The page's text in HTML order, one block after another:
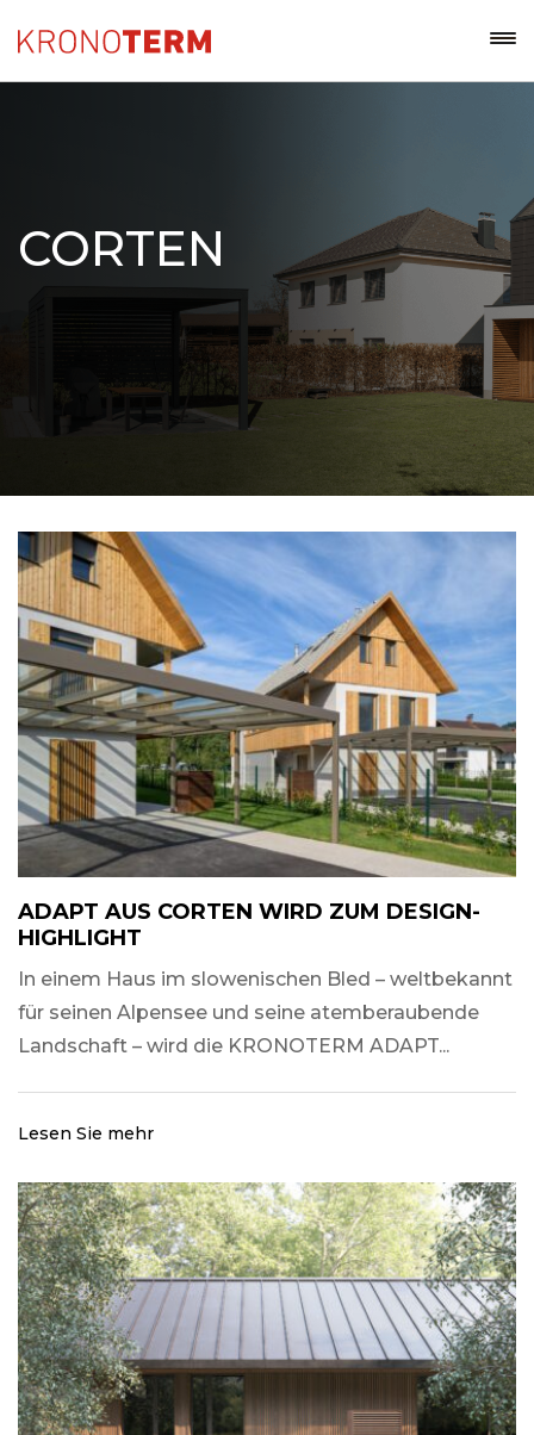
CORTEN
ADAPT AUS CORTEN WIRD ZUM DESIGN-
HIGHLIGHT
In einem Haus im slowenischen Bled – weltbekannt
für seinen Alpensee und seine atemberaubende
Landschaft – wird die KRONOTERM ADAPT...
Lesen Sie mehr